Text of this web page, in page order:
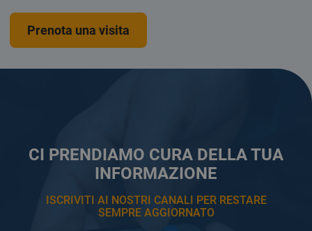
CI PRENDIAMO CURA DELLA TUA
INFORMAZIONE
ISCRIVITI AI NOSTRI CANALI PER RESTARE
SEMPRE AGGIORNATO
Prenota una visita